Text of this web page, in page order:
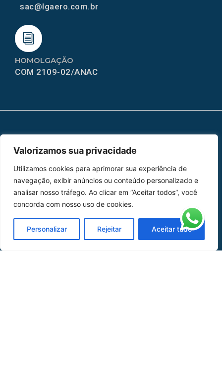
Valorizamos sua privacidade
Utilizamos cookies para aprimorar sua experiência de
navegação, exibir anúncios ou conteúdo personalizado e
analisar nosso tráfego. Ao clicar em “Aceitar todos”, você
concorda com nosso uso de cookies.
Personalizar Rejeitar Aceitar tudo
HOMOLGAÇÃO
COM 2109-02/ANAC
sac@lgaero.com.br
Peças
Catálogo de Aplicações
Oficina de Mangueiras